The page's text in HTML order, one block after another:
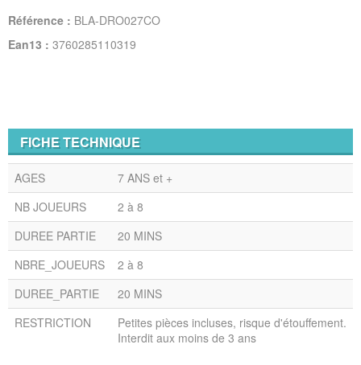
Référence : BLA-DRO027CO
Ean13 : 3760285110319
FICHE TECHNIQUE
AGES
7 ANS et +
NB JOUEURS
2 à 8
DUREE PARTIE
20 MINS
NBRE_JOUEURS
2 à 8
DUREE_PARTIE
20 MINS
RESTRICTION
Petites pièces incluses, risque d'étouffement.
Interdit aux moins de 3 ans